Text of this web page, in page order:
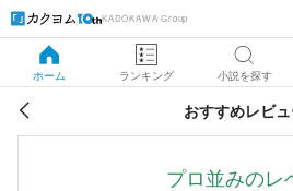
KADOKAWA Group
ホーム ランキング 小説を探す
おすすめレビ
プロ並みのレ